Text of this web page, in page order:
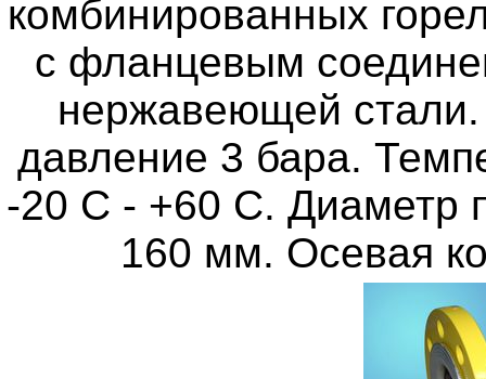
комбинированных
с фланцевым
нержавеющей
давление 3 бара.
-20 C - +60 C. Диаметр
160 мм. Осевая